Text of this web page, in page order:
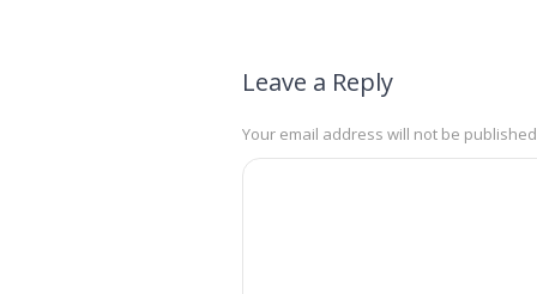
Leave a Reply
Your email address will not be